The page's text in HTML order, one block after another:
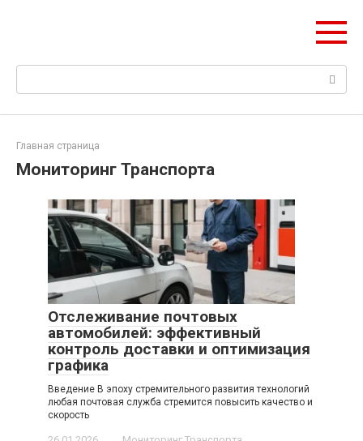
Поиск:
Главная страница
Мониторинг Транспорта
Отслеживание почтовых
автомобилей: эффективный
контроль доставки и оптимизация
графика
Введение В эпоху стремительного развития технологий
любая почтовая служба стремится повысить качество и
скорость